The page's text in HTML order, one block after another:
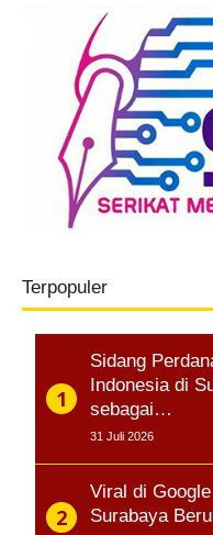
Terpopuler
Sidang
Indonesia di
sebagai…
31 Juli 2026
Viral di
Surabaya